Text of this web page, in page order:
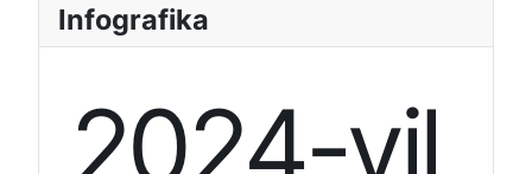
Infografika
2024-yil